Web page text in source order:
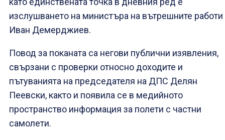
изслушването на министъра на вътрешните работи
Иван Демерджиев.
Повод за поканата са негови публични изявления,
свързани с проверки относно доходите и
пътуванията на председателя на ДПС Делян
Пеевски, както и появила се в медийното
пространство информация за полети с частни
самолети.